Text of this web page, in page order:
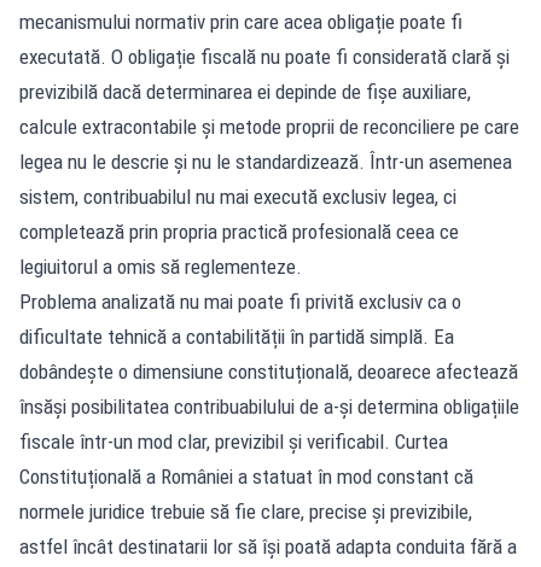
mecanismului normativ prin care acea obligație poate fi
executată. O obligație fiscală nu poate fi considerată clară și
previzibilă dacă determinarea ei depinde de fișe auxiliare,
calcule extracontabile și metode proprii de reconciliere pe care
legea nu le descrie și nu le standardizează. Într-un asemenea
sistem, contribuabilul nu mai execută exclusiv legea, ci
completează prin propria practică profesională ceea ce
legiuitorul a omis să reglementeze.
Problema analizată nu mai poate fi privită exclusiv ca o
dificultate tehnică a contabilității în partidă simplă. Ea
dobândește o dimensiune constituțională, deoarece afectează
însăși posibilitatea contribuabilului de a-și determina obligațiile
fiscale într-un mod clar, previzibil și verificabil. Curtea
Constituțională a României a statuat în mod constant că
normele juridice trebuie să fie clare, precise și previzibile,
astfel încât destinatarii lor să își poată adapta conduita fără a